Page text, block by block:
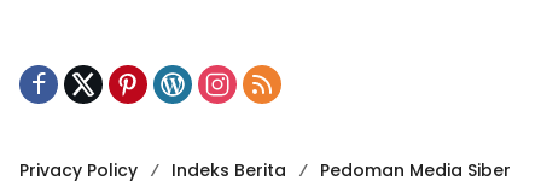
Privacy Policy Indeks Berita Pedoman Media Siber